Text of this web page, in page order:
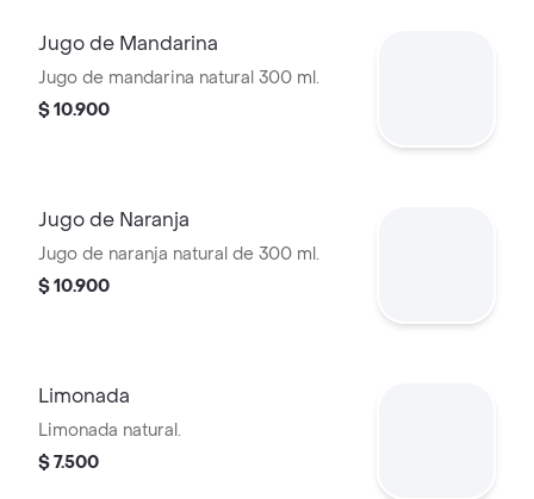
Jugo de Mandarina
Jugo de mandarina natural 300 ml.
$ 10.900
Jugo de Naranja
Jugo de naranja natural de 300 ml.
$ 10.900
Limonada
Limonada natural.
$ 7.500